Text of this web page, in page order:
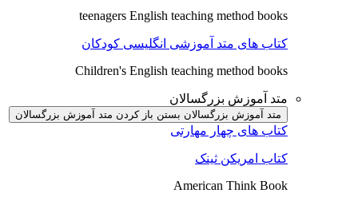
teenagers English teaching method books
کتاب های متد آموزشی انگلیسی کودکان
Children's English teaching method books
متد آموزش بزرگسالان
متد آموزش بزرگسالان بستن باز کردن متد آموزش بزرگسالان
کتاب های چهار مهارتی
کتاب امریکن ثینک
American Think Book